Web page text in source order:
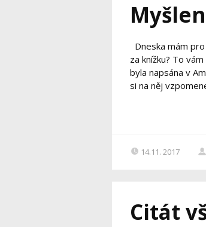
Dneska mám
za knížku? To
byla napsána v
si na něj
14.11. 2017
Citát